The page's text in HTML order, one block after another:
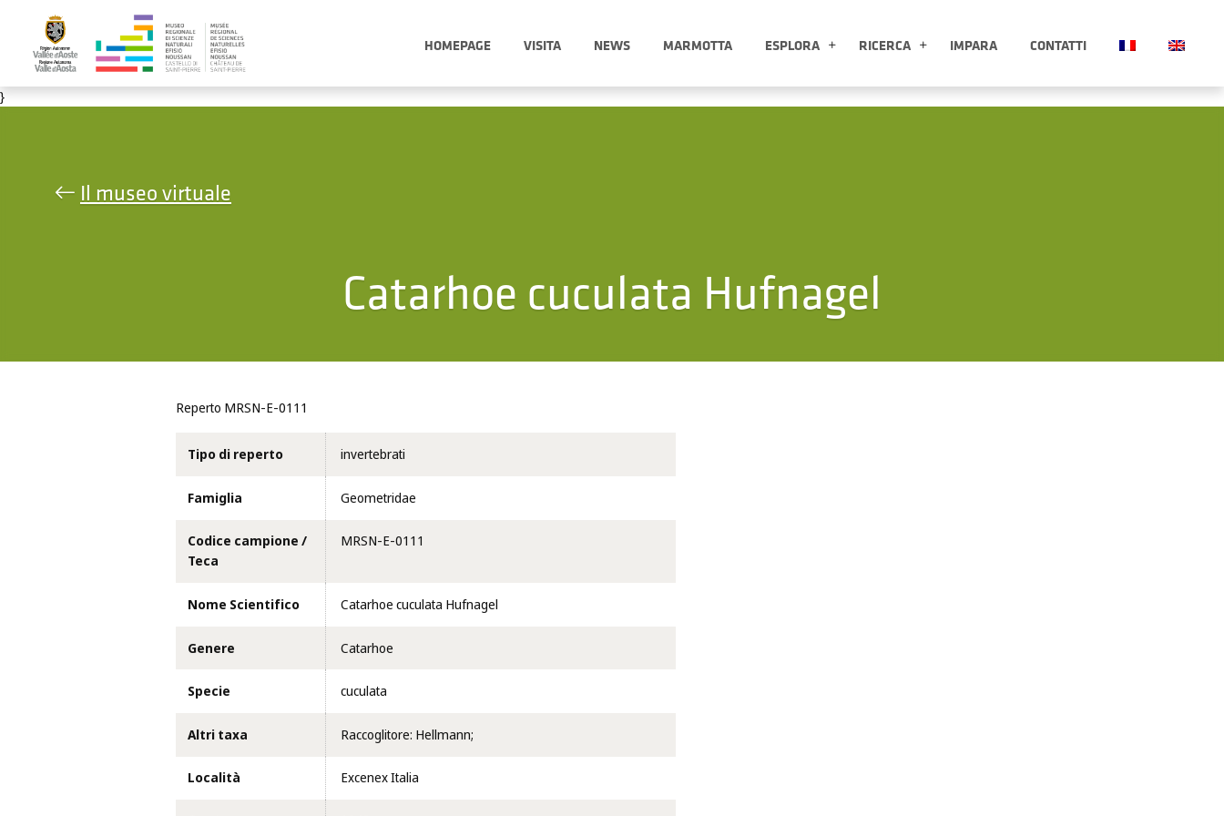
HOMEPAGE VISITA NEWS MARMOTTA ESPLORA RICERCA IMPARA CONTATTI
}
Il museo virtuale
Catarhoe cuculata Hufnagel
Reperto MRSN-E-0111
Tipo di reperto invertebrati
Famiglia Geometridae
Codice campione /
Teca
MRSN-E-0111
Nome Scientifico Catarhoe cuculata Hufnagel
Genere Catarhoe
Specie cuculata
Altri taxa Raccoglitore: Hellmann;
Località Excenex Italia